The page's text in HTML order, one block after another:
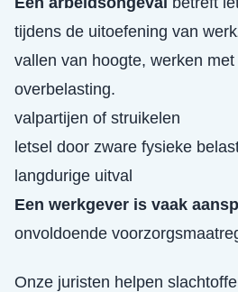
tijdens de uitoefening van
vallen van hoogte, werken
overbelasting.
valpartijen of struikelen
letsel door zware fysieke
langdurige uitval
Een werkgever is vaak
onvoldoende
Onze juristen helpen